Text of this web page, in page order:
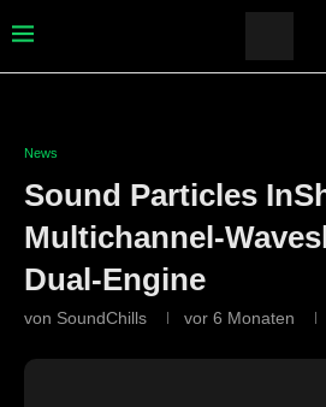
News
Sound Particles
Multichannel-
Dual-Engine
von SoundChills vor 6 Monaten